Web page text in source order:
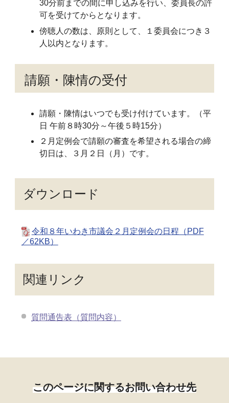
30分前までの間に申し込みを行い、委員長の許
可を受けてからとなります。
傍聴人の数は、原則として、１委員会につき３
人以内となります。
請願・陳情の受付
請願・陳情はいつでも受け付けています。（平
日 午前８時30分～午後５時15分）
２月定例会で請願の審査を希望される場合の締
切日は、３月２日（月）です。
ダウンロード
令和８年いわき市議会２月定例会の日程（PDF
／62KB）
関連リンク
質問通告表（質問内容）
このページに関するお問い合わせ先